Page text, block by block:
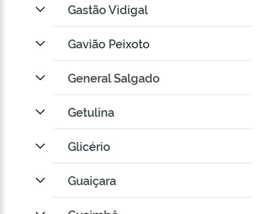
Gastão Vidigal
Gavião Peixoto
General Salgado
Getulina
Glicério
Guaiçara